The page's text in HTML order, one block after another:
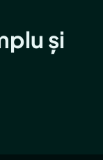
și